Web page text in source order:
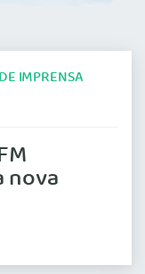
IMPRENSA
nova